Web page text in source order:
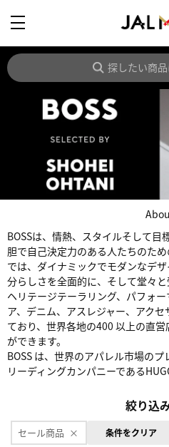
BOSSは、情熱、スタイルそして
胆で自己決定力のある人たちのた
では、ダイナミックでモダンなデ
分らしさを全面的に、そして堂々と
ヘリテージテーラリング、パフォ
ア、デニム、アスレジャー、アク
ており、世界各地の400 以上の直
ができます。
BOSS は、世界のアパレル市場の
リーディングカンパニーである
絞り込
セール商品 条件をクリア